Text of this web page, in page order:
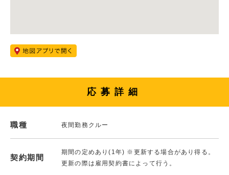
応募詳細
職種 夜間勤務クルー
契約期間
期間の定めあり(1年) ※更新する場合があり得る。
更新の際は雇用契約書によって行う。